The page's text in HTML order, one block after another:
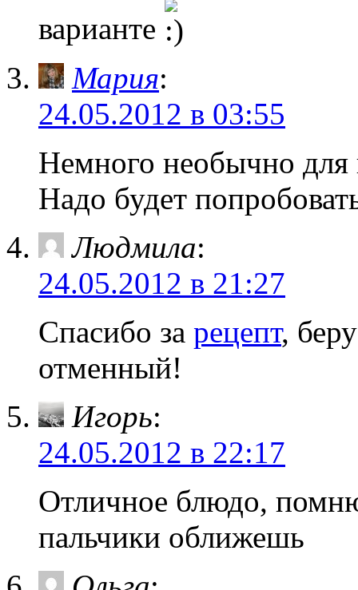
варианте
Мария:
24.05.2012 в 03:55
Немного необычно для
Надо будет
Людмила:
24.05.2012 в 21:27
Спасибо за рецепт,
отменный!
Игорь:
24.05.2012 в 22:17
Отличное блюдо,
пальчики оближешь